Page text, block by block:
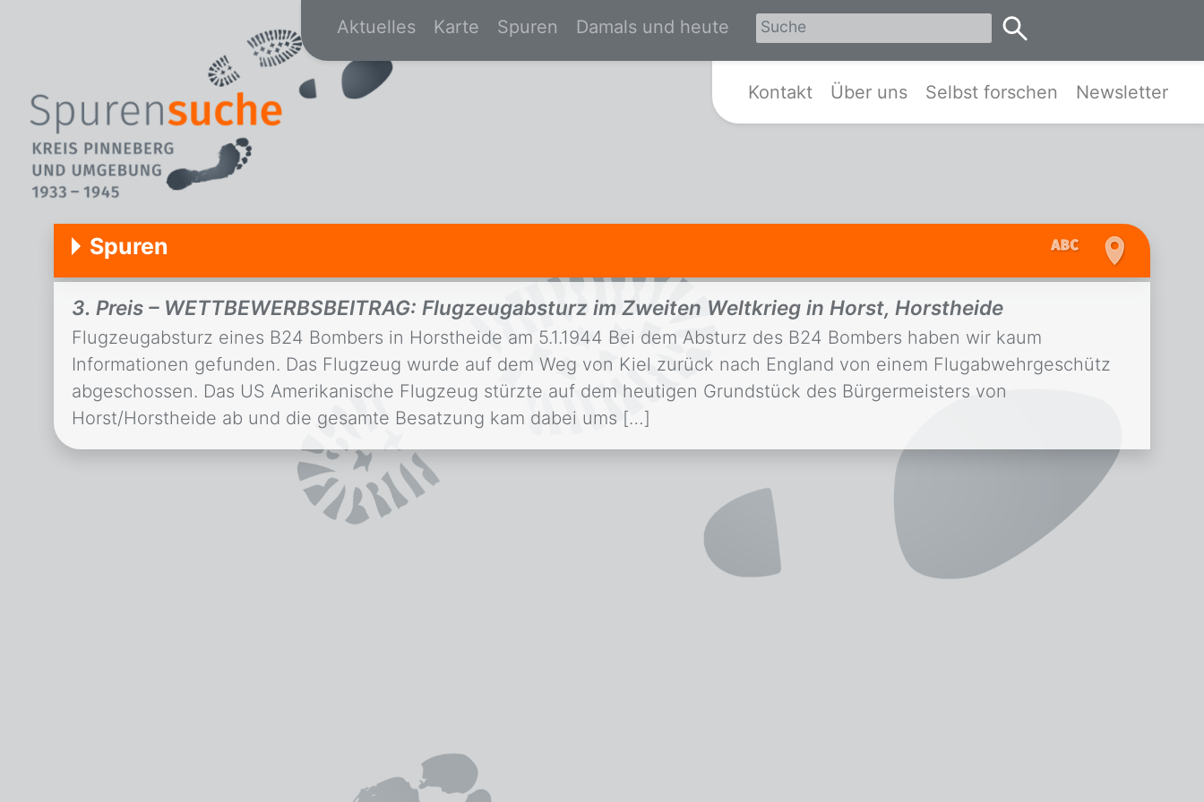
Zur Startseite von Spurensuche Kreis Pinneberg und Umgebung
Aktuelles Karte Spuren Damals und heute
Kontakt Über uns Selbst forschen Newsletter
Spuren
3. Preis – WETTBEWERBSBEITRAG: Flugzeugabsturz im Zweiten Weltkrieg in Horst, Horstheide
Flugzeugabsturz eines B24 Bombers in Horstheide am 5.1.1944 Bei dem Absturz des B24 Bombers haben wir kaum
Informationen gefunden. Das Flugzeug wurde auf dem Weg von Kiel zurück nach England von einem Flugabwehrgeschütz
abgeschossen. Das US Amerikanische Flugzeug stürzte auf dem heutigen Grundstück des Bürgermeisters von
Horst/Horstheide ab und die gesamte Besatzung kam dabei ums […]